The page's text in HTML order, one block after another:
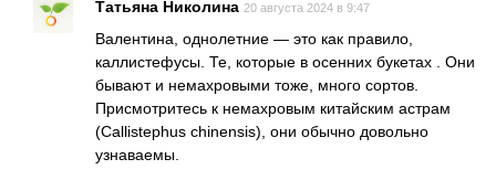
Татьяна Николина 20 августа 2024 в 9:47
Валентина, однолетние — это как правило,
каллистефусы. Те, которые в осенних букетах . Они
бывают и немахровыми тоже, много сортов.
Присмотритесь к немахровым китайским астрам
(Callistephus chinensis), они обычно довольно
узнаваемы.